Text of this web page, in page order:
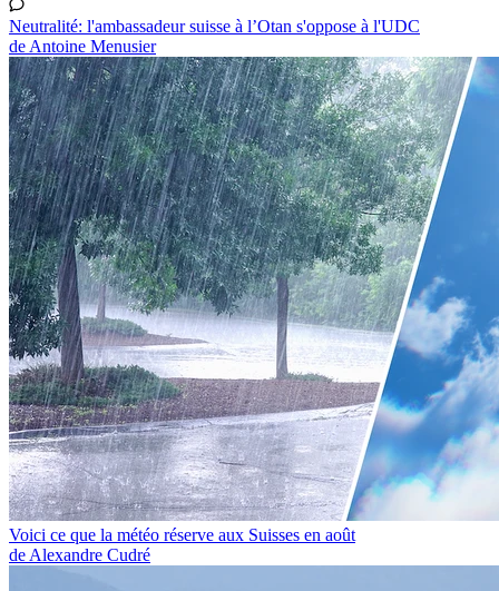
Neutralité: l'ambassadeur suisse à l’Otan s'oppose à l'UDC
de Antoine Menusier
Voici ce que la météo réserve aux Suisses en août
de Alexandre Cudré